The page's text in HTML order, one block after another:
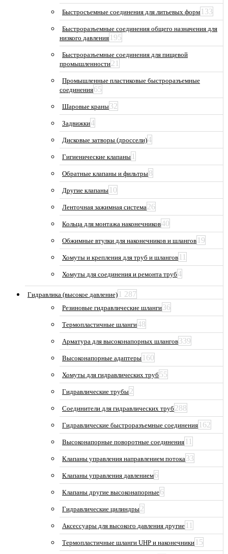
Быстросъемные соединения для литьевых форм 133
Быстроразъемные соединения общего назначения для
низкого давления 195
Быстроразъемные соединения для пищевой
промышленности21
Промышленные пластиковые быстроразъемные
соединения65
Шаровые краны32
Задвижки4
Дисковые затворы (дроссели)4
Гигиенические клапаны 1
Обратные клапаны и фильтры8
Другие клапаны 10
Ленточная зажимная система26
Кольца для монтажа наконечников40
Обжимные втулки для наконечников и шлангов 19
Хомуты и крепления для труб и шлангов 11
Хомуты для соединения и ремонта труб4
Гидравлика (высокое давление) 1 287
Резиновые гидравлические шланги36
Термопластичные шланги48
Арматура для высоконапорных шлангов339
Высоконапорные адаптеры 160
Хомуты для гидравлических труб 55
Гидравлические трубы2
Соединители для гидравлических труб 288
Гидравлические быстроразъемные соединения 162
Высоконапорные поворотные соединения 11
Клапаны управления направлением потока33
Клапаны управления давлением6
Клапаны другие высоконапорные6
Гидравлические цилиндры2
Аксессуары для высокого давления другие 11
Термопластичные шланги UHP и наконечники 15